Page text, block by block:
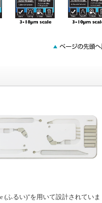
(ふるい)"を用いて設計されていま